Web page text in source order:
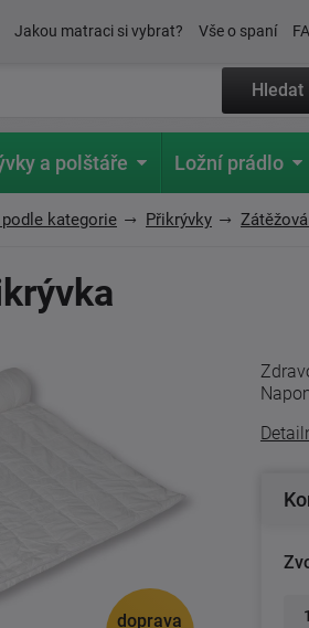
Jakou matraci si vybrat? Vše o spaní
Hledat
a polštáře Ložní prádlo
kategorie Přikrývky
doprava